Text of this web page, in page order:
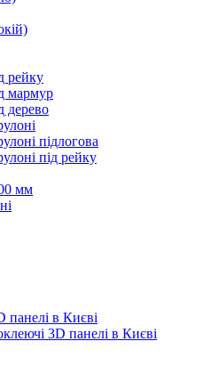
рейку
мармур
дерево
підлогова
під рейку
мм
в Києві
3D панелі в Києві